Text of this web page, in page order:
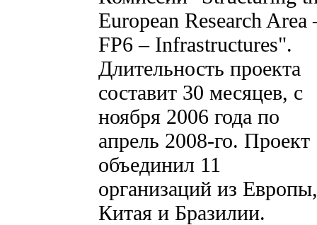
European Research Area
FP6 – Infrastructures".
Длительность проекта
составит 30 месяцев, с
ноября 2006 года по
апрель 2008-го. Проект
объединил 11
организаций из Европы,
Китая и Бразилии.